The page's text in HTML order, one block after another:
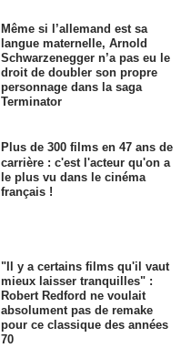
Même si l’allemand est sa
langue maternelle, Arnold
Schwarzenegger n’a pas eu le
droit de doubler son propre
personnage dans la saga
Terminator
Plus de 300 films en 47 ans de
carrière : c'est l'acteur qu'on a
le plus vu dans le cinéma
français !
"Il y a certains films qu'il vaut
mieux laisser tranquilles" :
Robert Redford ne voulait
absolument pas de remake
pour ce classique des années
70